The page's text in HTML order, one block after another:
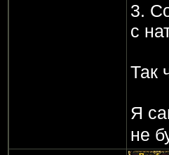
3.
с
Так
Я
не